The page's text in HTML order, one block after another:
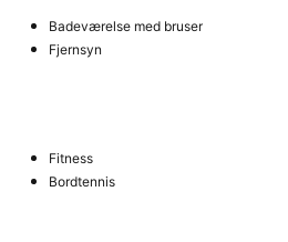
Badeværelse med bruser
Fjernsyn
Fitness
Bordtennis